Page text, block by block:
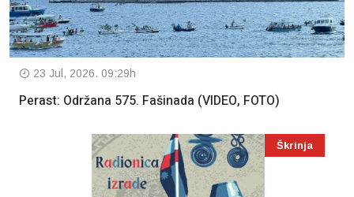
23 Jul, 2026. 09:29h
Perast: Održana 575. Fašinada (VIDEO, FOTO)
Škrinja